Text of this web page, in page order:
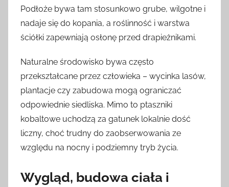
Podłoże bywa tam stosunkowo grube, wilgotne i
nadaje się do kopania, a roślinność i warstwa
ściółki zapewniają osłonę przed drapieżnikami.
Naturalne środowisko bywa często
przekształcane przez człowieka – wycinka lasów,
plantacje czy zabudowa mogą ograniczać
odpowiednie siedliska. Mimo to ptaszniki
kobaltowe uchodzą za gatunek lokalnie dość
liczny, choć trudny do zaobserwowania ze
względu na nocny i podziemny tryb życia.
Wygląd, budowa ciała i